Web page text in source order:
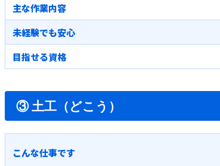
主な作業内容
未経験でも安心
目指せる資格
③ 土工（どこう）
こんな仕事です